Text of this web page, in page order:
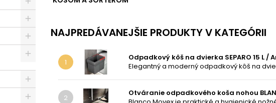
NAJPREDÁVANEJŠIE PRODUKTY V KATEGÓRII
1
Odpadkový kôš na dvierka SEPARO 15 L /
2
Otváranie odpadkového koša nohou